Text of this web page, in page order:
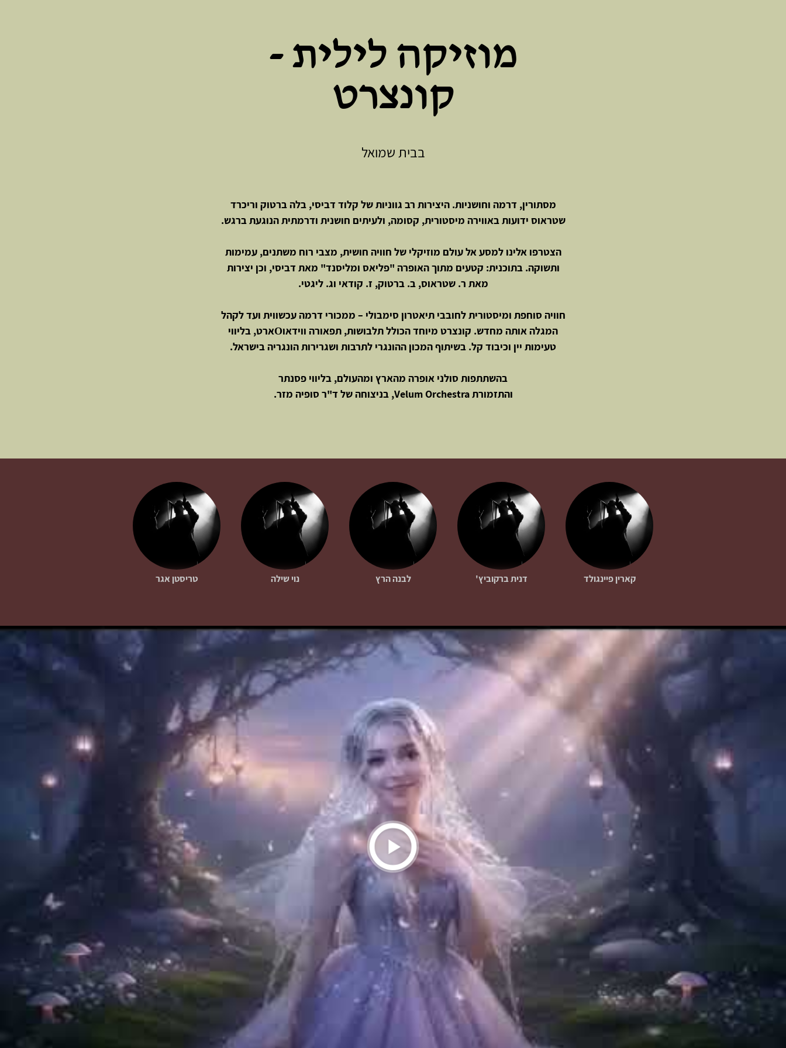
מוזיקה לילית -
קונצרט
בבית שמואל
מסתורין, דרמה וחושניות. היצירות רב גווניות של קלוד דביסי, בלה ברטוק וריכרד
שטראוס ידועות באווירה מיסטורית, קסומה, ולעיתים חושנית ודרמתית הנוגעת ברגש.
הצטרפו אלינו למסע אל עולם מוזיקלי של חוויה חושית, מצבי רוח משתנים, עמימות
ותשוקה. בתוכנית: קטעים מתוך האופרה "פליאס ומליסנד" מאת דביסי, וכן יצירות
מאת ר. שטראוס, ב. ברטוק, ז. קודאי וג. ליגטי.
חוויה סוחפת ומיסטורית לחובבי תיאטרון סימבולי – ממכורי דרמה עכשווית ועד לקהל
המגלה אותה מחדש. קונצרט מיוחד הכולל תלבושות, תפאורה ווידאוОארט, בליווי
טעימות יין וכיבוד קל. בשיתוף המכון ההונגרי לתרבות ושגרירות הונגריה בישראל.
בהשתתפות סולני אופרה מהארץ ומהעולם, בליווי פסנתר
והתזמורת Velum Orchestra, בניצוחה של ד"ר סופיה מזר.
קארין פיינגולד דנית ברקוביץ' לבנה הרץ נוי שילה טריסטן אגר